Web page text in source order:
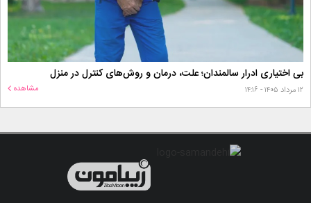
بی اختیاری ادرار سالمندان؛ علت، درمان و روش‌های کنترل در منزل
۱۲ مرداد ۱۴۰۵ - ۱۴:۱۶ مشاهده